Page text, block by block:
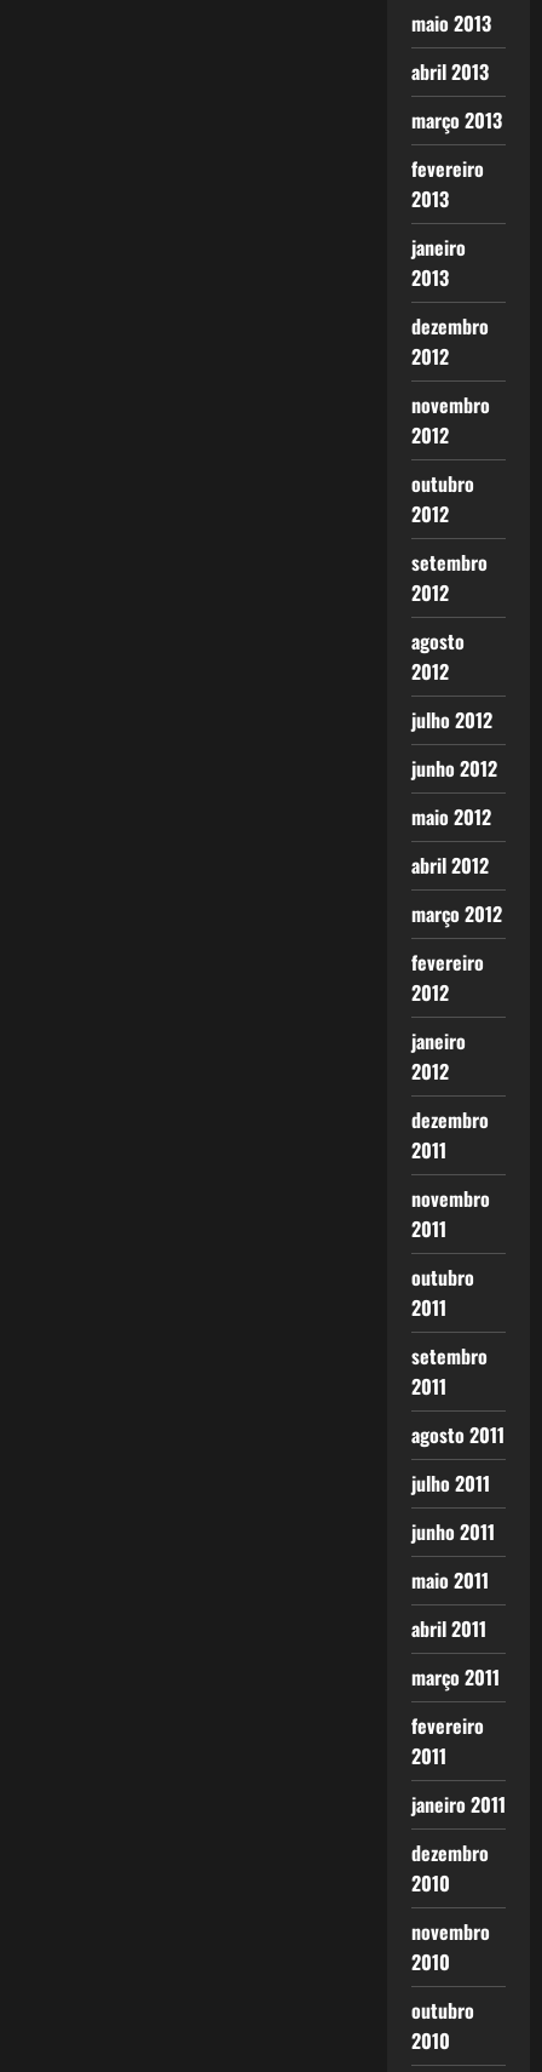
maio 2013
abril 2013
março 2013
fevereiro
2013
janeiro
2013
dezembro
2012
novembro
2012
outubro
2012
setembro
2012
agosto
2012
julho 2012
junho 2012
maio 2012
abril 2012
março 2012
fevereiro
2012
janeiro
2012
dezembro
2011
novembro
2011
outubro
2011
setembro
2011
agosto 2011
julho 2011
junho 2011
maio 2011
abril 2011
março 2011
fevereiro
2011
janeiro 2011
dezembro
2010
novembro
2010
outubro
2010